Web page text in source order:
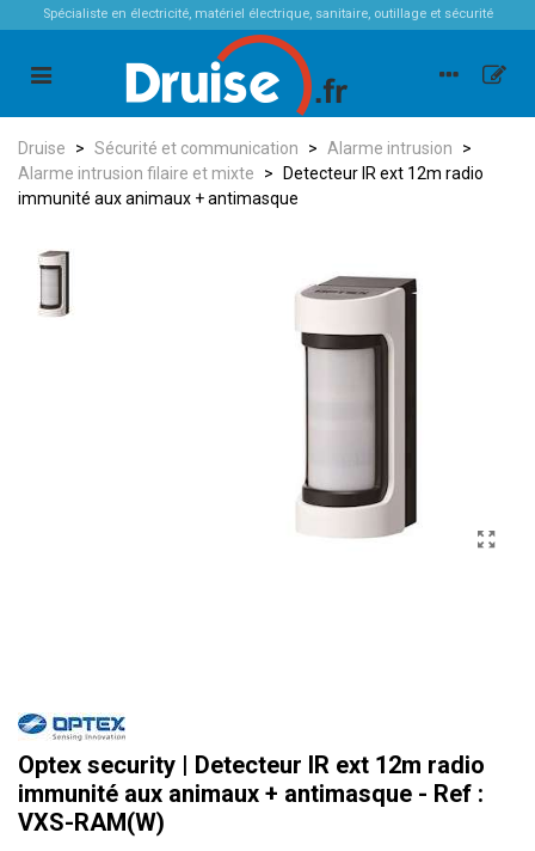
Spécialiste en électricité, matériel électrique, sanitaire, outillage et sécurité
Druise > Sécurité et communication > Alarme intrusion
>
Alarme intrusion filaire et mixte
>
Detecteur IR ext 12m radio
immunité aux animaux + antimasque
Optex security | Detecteur IR ext 12m radio
immunité aux animaux + antimasque - Ref :
VXS-RAM(W)